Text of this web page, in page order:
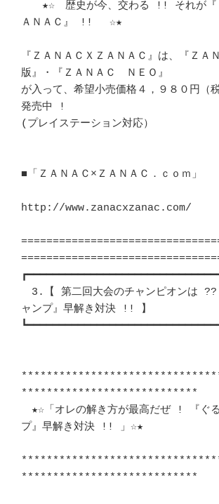
★☆　歴史が今、交わる !! それが『
ＡＮＡＣ』 !! 　☆★
『ＺＡＮＡＣＸＺＡＮＡＣ』は、『ＺＡ
版』・『ＺＡＮＡＣ　ＮＥＯ』
が入って、希望小売価格４，９８０円（
発売中 !
(プレイステーション対応）
■「ＺＡＮＡＣ×ＺＡＮＡＣ．ｃｏｍ」
http://www.zanacxzanac.com/
3.【 第二回大会のチャンピオンは ??
ャンプ』早解き対決 !! 】
****************************
★☆「オレの解き方が最高だぜ ! 『ぐ
プ』早解き対決 !! 」☆★
****************************